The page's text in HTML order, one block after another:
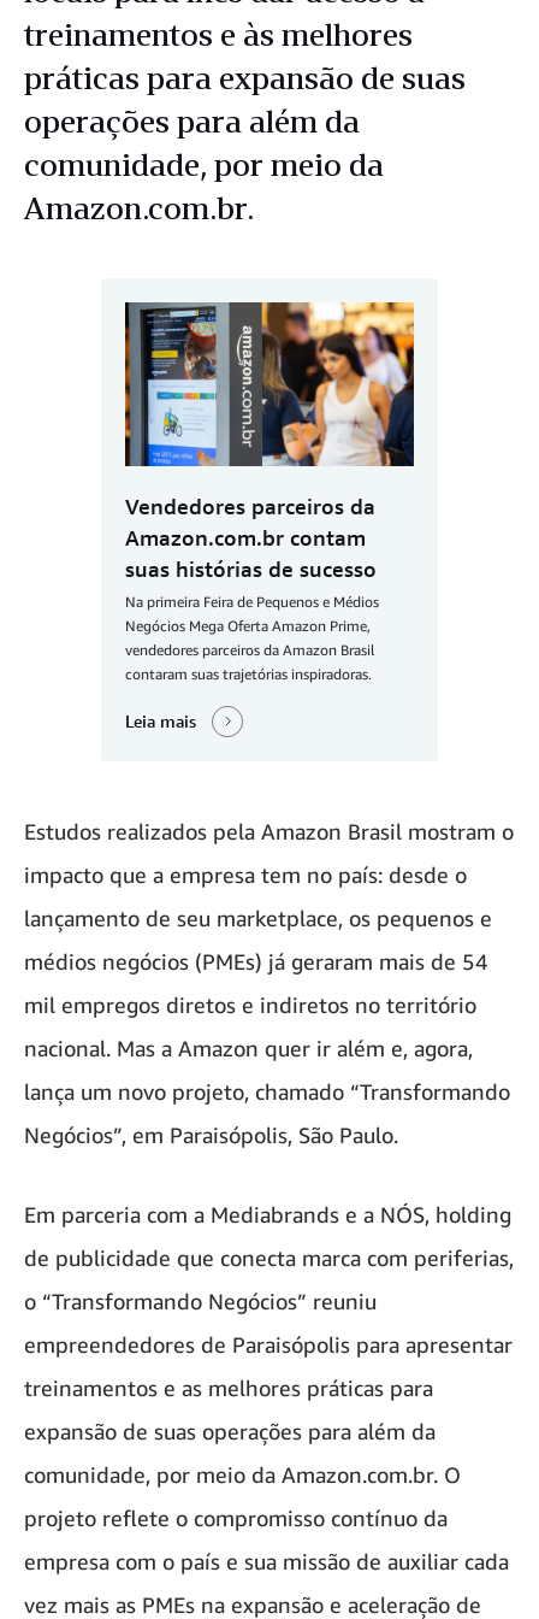
treinamentos e às melhores
práticas para expansão de suas
operações para além da
comunidade, por meio da
Amazon.com.br.
Vendedores parceiros da
Amazon.com.br contam
suas histórias de sucesso
Na primeira Feira de Pequenos e Médios
Negócios Mega Oferta Amazon Prime,
vendedores parceiros da Amazon Brasil
contaram suas trajetórias inspiradoras.
Leia mais
Estudos realizados pela Amazon Brasil mostram o
impacto que a empresa tem no país: desde o
lançamento de seu marketplace, os pequenos e
médios negócios (PMEs) já geraram mais de 54
mil empregos diretos e indiretos no território
nacional. Mas a Amazon quer ir além e, agora,
lança um novo projeto, chamado “Transformando
Negócios”, em Paraisópolis, São Paulo.
Em parceria com a Mediabrands e a NÓS, holding
de publicidade que conecta marca com periferias,
o “Transformando Negócios” reuniu
empreendedores de Paraisópolis para apresentar
treinamentos e as melhores práticas para
expansão de suas operações para além da
comunidade, por meio da Amazon.com.br. O
projeto reflete o compromisso contínuo da
empresa com o país e sua missão de auxiliar cada
vez mais as PMEs na expansão e aceleração de